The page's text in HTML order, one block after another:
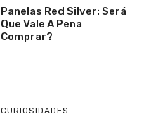
Panelas Red Silver: Será
Que Vale A Pena
Comprar?
CURIOSIDADES